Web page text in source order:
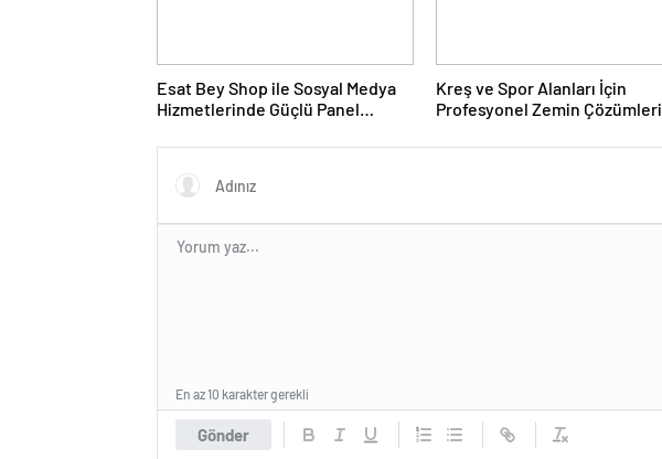
Esat Bey Shop ile Sosyal Medya
Hizmetlerinde Güçlü Panel
Kreş ve Spor Alanları İçin
Profesyonel Zemin Çözümleri
Gönder
En az 10 karakter gerekli